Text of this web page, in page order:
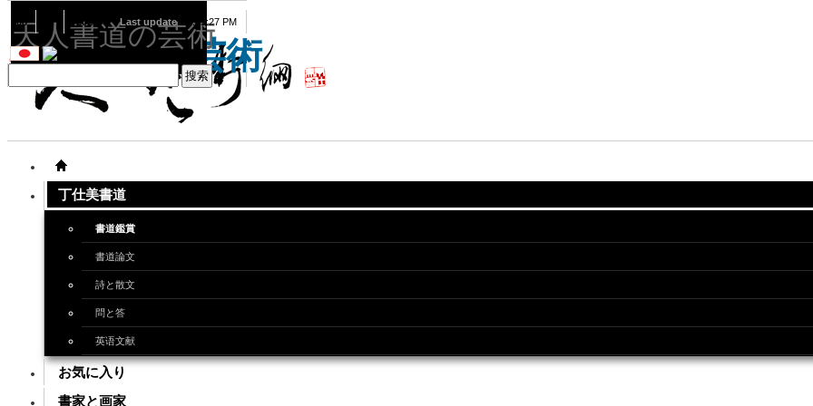
天人書道の芸術
丁仕美書道
書道鑑賞
書道論文
詩と散文
問と答
英语文献
お気に入り
書家と画家
08 07 2026 Last update 08:15:27 PM
天人書道の芸術